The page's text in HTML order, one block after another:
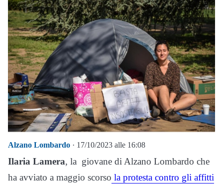
Alzano Lombardo · 17/10/2023 alle 16:08
Ilaria Lamera, la giovane di Alzano Lombardo che
ha avviato a maggio scorso la protesta contro gli affitti